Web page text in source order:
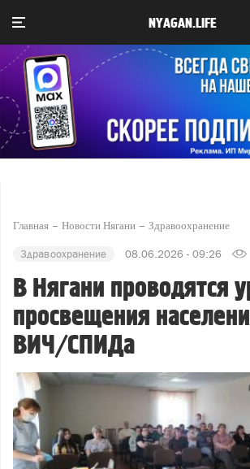
NYAGAN.LIFE
Главная Новости Нягани Здравоохранение
Здравоохранение 08.06.2026 - 09:26
В Нягани проводятся
просвещения
ВИЧ/СПИДа